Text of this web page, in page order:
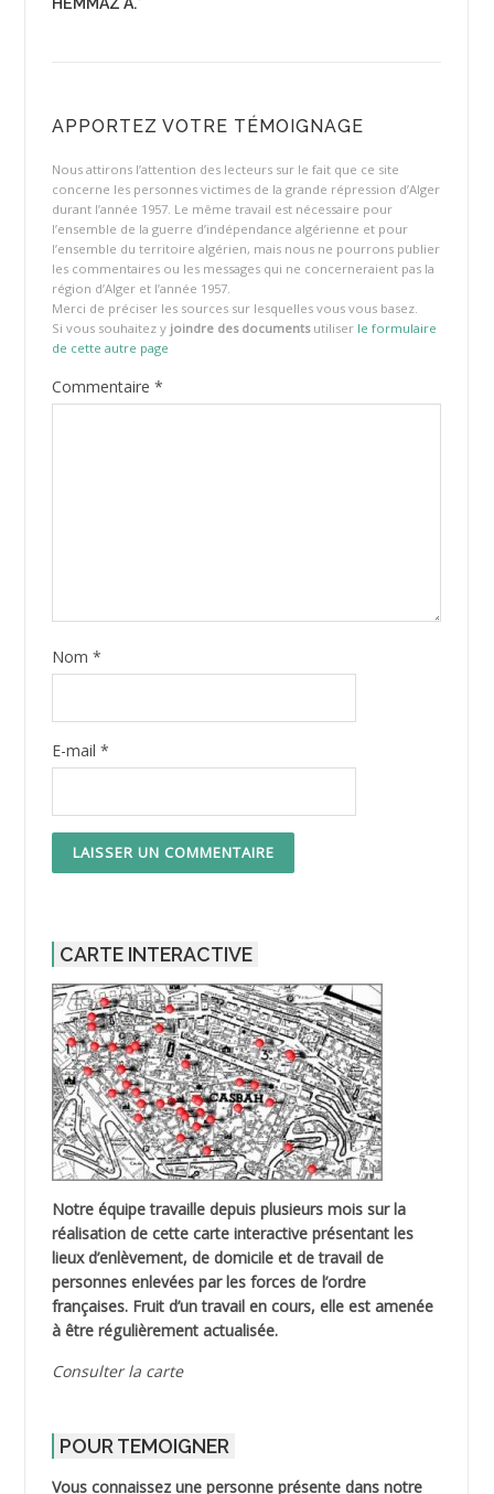
APPORTEZ VOTRE TÉMOIGNAGE
Nous attirons l’attention des lecteurs sur le fait que ce site
concerne les personnes victimes de la grande répression d’Alger
durant l’année 1957. Le même travail est nécessaire pour
l’ensemble de la guerre d’indépendance algérienne et pour
l’ensemble du territoire algérien, mais nous ne pourrons publier
les commentaires ou les messages qui ne concerneraient pas la
région d’Alger et l’année 1957.
Merci de préciser les sources sur lesquelles vous vous basez.
Si vous souhaitez y joindre des documentsutiliser le formulaire
de cette autre page
Commentaire *
Nom *
E-mail *
CARTE INTERACTIVE
Notre équipe travaille depuis plusieurs mois sur la
réalisation de cette carte interactive présentant les
lieux d’enlèvement, de domicile et de travail de
personnes enlevées par les forces de l’ordre
françaises. Fruit d’un travail en cours, elle est amenée
à être régulièrement actualisée.
Consulter la carte
POUR TEMOIGNER
Vous connaissez une personne présente dans notre